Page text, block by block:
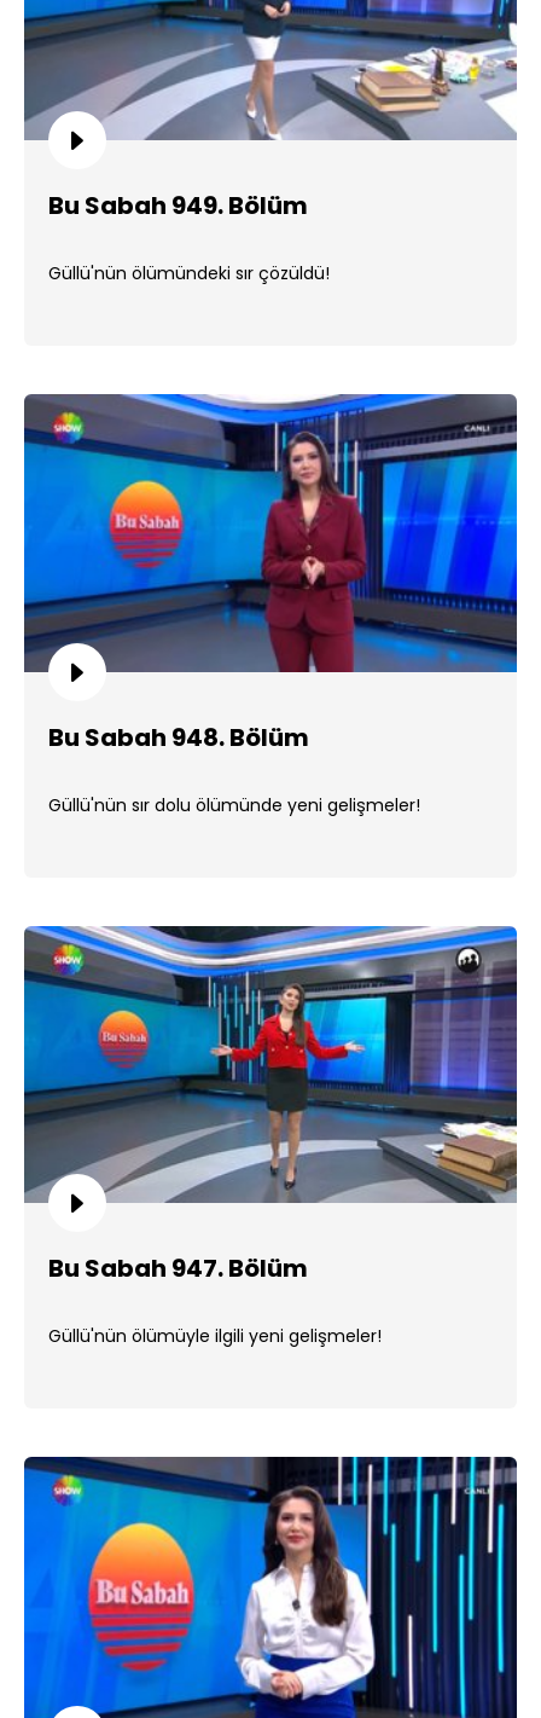
Bu Sabah 949. Bölüm
Güllü'nün ölümündeki sır çözüldü!
Bu Sabah 948. Bölüm
Güllü'nün sır dolu ölümünde yeni gelişmeler!
Bu Sabah 947. Bölüm
Güllü'nün ölümüyle ilgili yeni gelişmeler!